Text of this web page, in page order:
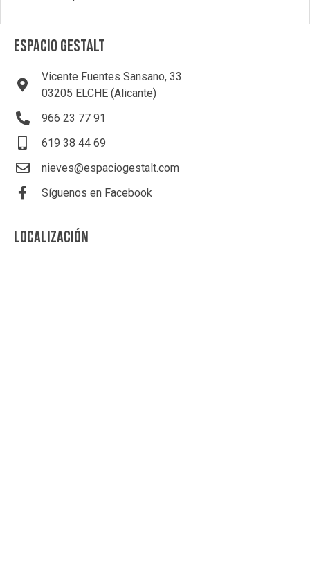
ESPACIO GESTALT
Vicente Fuentes Sansano, 33
03205 ELCHE (Alicante)
966 23 77 91
619 38 44 69
nieves@espaciogestalt.com
Síguenos en Facebook
LOCALIZACIÓN